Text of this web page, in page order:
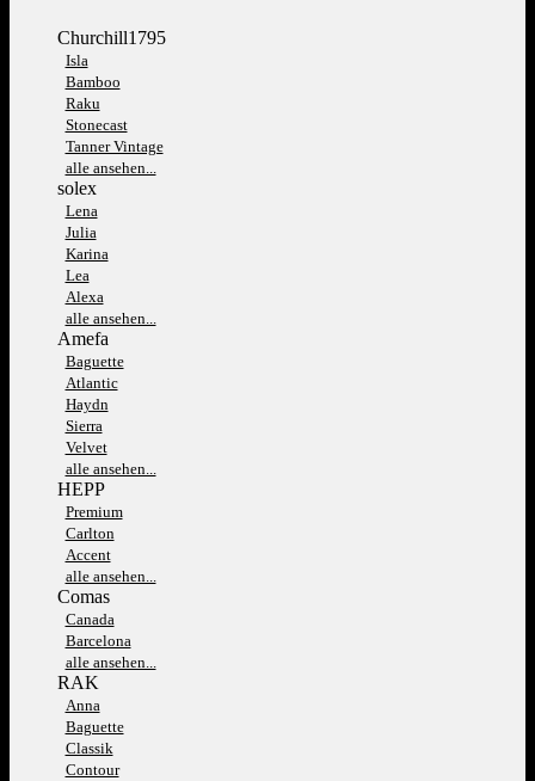
Churchill1795
Isla
Bamboo
Raku
Stonecast
Tanner Vintage
alle ansehen...
solex
Lena
Julia
Karina
Lea
Alexa
alle ansehen...
Amefa
Baguette
Atlantic
Haydn
Sierra
Velvet
alle ansehen...
HEPP
Premium
Carlton
Accent
alle ansehen...
Comas
Canada
Barcelona
alle ansehen...
RAK
Anna
Baguette
Classik
Contour